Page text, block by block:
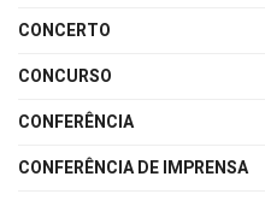
CONCERTO
CONCURSO
CONFERÊNCIA
CONFERÊNCIA DE IMPRENSA